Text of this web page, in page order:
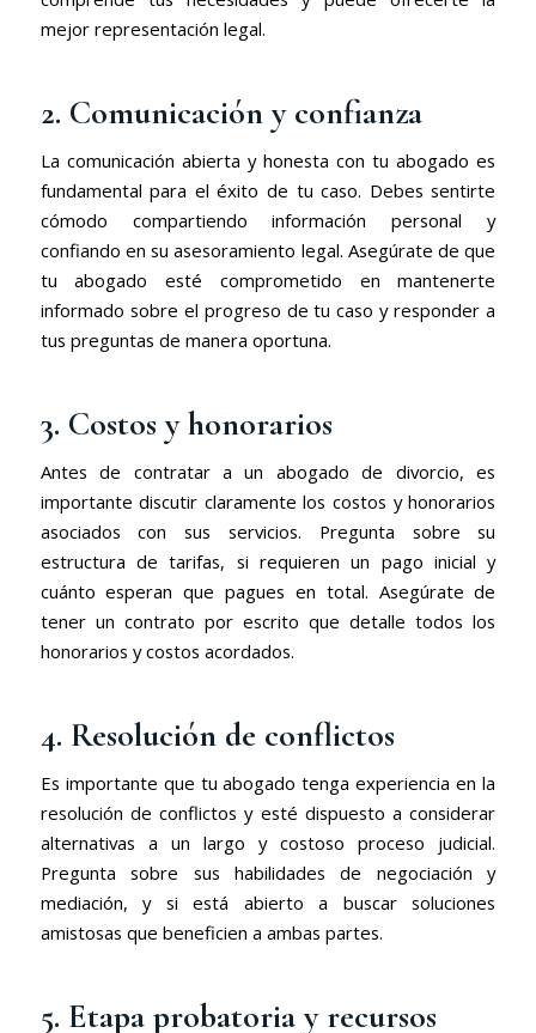
mejor representación legal.
2. Comunicación y confianza
La comunicación abierta y honesta con tu abogado es
fundamental para el éxito de tu caso. Debes sentirte
cómodo compartiendo información personal y
confiando en su asesoramiento legal. Asegúrate de que
tu abogado esté comprometido en mantenerte
informado sobre el progreso de tu caso y responder a
tus preguntas de manera oportuna.
3. Costos y honorarios
Antes de contratar a un abogado de divorcio, es
importante discutir claramente los costos y honorarios
asociados con sus servicios. Pregunta sobre su
estructura de tarifas, si requieren un pago inicial y
cuánto esperan que pagues en total. Asegúrate de
tener un contrato por escrito que detalle todos los
honorarios y costos acordados.
4. Resolución de conflictos
Es importante que tu abogado tenga experiencia en la
resolución de conflictos y esté dispuesto a considerar
alternativas a un largo y costoso proceso judicial.
Pregunta sobre sus habilidades de negociación y
mediación, y si está abierto a buscar soluciones
amistosas que beneficien a ambas partes.
5. Etapa probatoria y recursos